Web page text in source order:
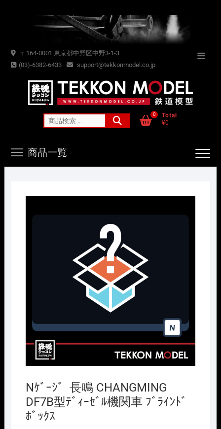
〒164-0001 東京都中野区中野3-1-3
(03)-6382-6433
support@tekkonmodel.co.jp
索
0
Total
¥0
商品一覧
Nｹﾞｰｼﾞ 長鳴 CHANGMING
DF7B型ﾃﾞｨｰｾﾞﾙ機関車 ﾌﾞﾗｲﾝﾄﾞ
ﾎﾞｯｸｽ